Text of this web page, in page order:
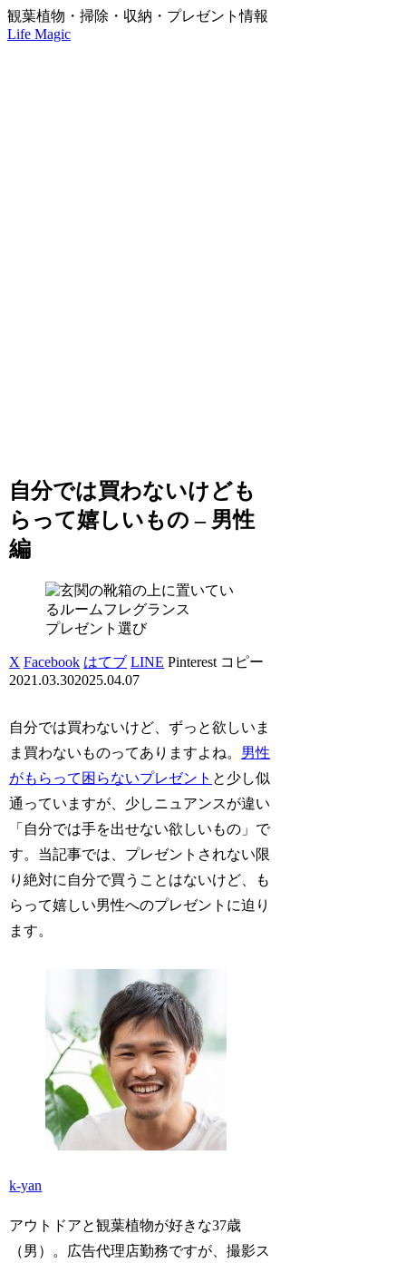
観葉植物・掃除・収納・プレゼント情報
Life Magic
自分では買わないけども
らって嬉しいもの – 男性
編
プレゼント選び
X Facebook はてブ LINE Pinterest コピー
2021.03.302025.04.07
自分では買わないけど、ずっと欲しいま
ま買わないものってありますよね。 男性
がもらって困らないプレゼント と少し似
通っていますが、少しニュアンスが違い
「自分では手を出せない欲しいもの」で
す。当記事では、プレゼントされない限
り絶対に自分で買うことはないけど、も
らって嬉しい男性へのプレゼントに迫り
ます。
k-yan
アウトドアと観葉植物が好きな37歳
（男）。広告代理店勤務ですが、撮影ス